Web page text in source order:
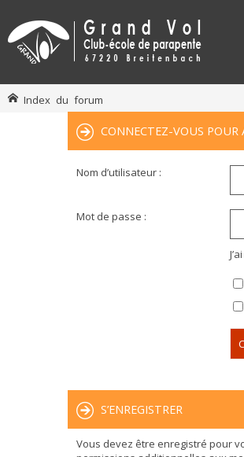
Index du forum
CONNECTEZ-VOUS POUR
Nom d’utilisateur :
Mot de passe :
S’ENREGISTRER
Vous devez être enregistré pour